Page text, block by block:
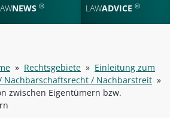
NEWS ® LAWADVICE ®
» Rechtsgebiete » Einleitung zum
Nachbarschaftsrecht / Nachbarstreit »
zwischen Eigentümern bzw.